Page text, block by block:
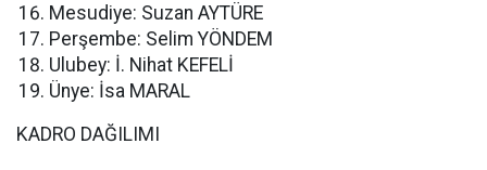
Mesudiye: Suzan AYTÜRE
Perşembe: Selim YÖNDEM
Ulubey: İ. Nihat KEFELİ
Ünye: İsa MARAL
KADRO DAĞILIMI